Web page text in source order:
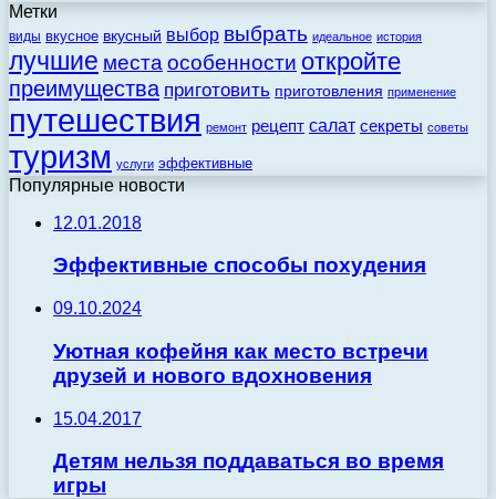
Метки
виды вкусное вкусный выбор выбрать идеальное история
лучшие места особенности откройте
преимущества приготовить приготовления применение
путешествия ремонт рецепт салат секреты советы
туризм услуги эффективные
Популярные новости
12.01.2018
Эффективные способы похудения
09.10.2024
Уютная кофейня как место встречи
друзей и нового вдохновения
15.04.2017
Детям нельзя поддаваться во время
игры